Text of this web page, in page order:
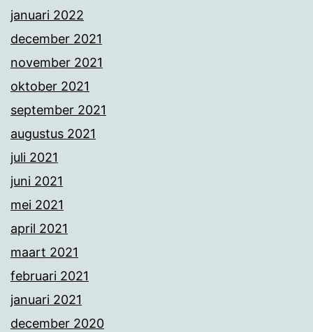
januari 2022
december 2021
november 2021
oktober 2021
september 2021
augustus 2021
juli 2021
juni 2021
mei 2021
april 2021
maart 2021
februari 2021
januari 2021
december 2020